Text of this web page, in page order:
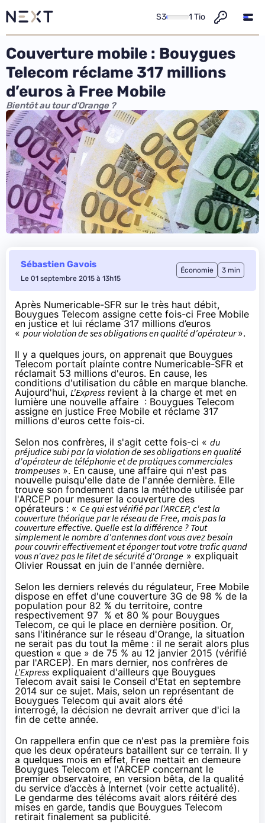
S3 1 Tio
Couverture mobile : Bouygues
Telecom réclame 317 millions
d’euros à Free Mobile
Bientôt au tour d'Orange ?
Sébastien Gavois
Le 01 septembre 2015 à 13h15
Économie 3 min
Après Numericable-SFR sur le très haut débit,
Bouygues Telecom assigne cette fois-ci Free Mobile
en justice et lui réclame 317 millions d’euros
« pour violation de ses obligations en qualité d’opérateur».
Il y a quelques jours, on apprenait que Bouygues
Telecom portait plainte contre Numericable-SFR et
réclamait 53 millions d'euros. En cause, les
conditions d'utilisation du câble en marque blanche.
Aujourd'hui, L'Express revient à la charge et met en
lumière une nouvelle affaire : Bouygues Telecom
assigne en justice Free Mobile et réclame 317
millions d'euros cette fois-ci.
Selon nos confrères, il s'agit cette fois-ci « du
préjudice subi par la violation de ses obligations en qualité
d'opérateur de téléphonie et de pratiques commerciales
trompeuses ». En cause, une affaire qui n'est pas
nouvelle puisqu'elle date de l'année dernière. Elle
trouve son fondement dans la méthode utilisée par
l'ARCEP pour mesurer la couverture des
opérateurs : « Ce qui est vérifié par l'ARCEP, c'est la
couverture théorique par le réseau de Free, mais pas la
couverture effective. Quelle est la différence ? Tout
simplement le nombre d'antennes dont vous avez besoin
pour couvrir effectivement et éponger tout votre trafic quand
vous n'avez pas le filet de sécurité d'Orange » expliquait
Olivier Roussat en juin de l'année dernière.
Selon les derniers relevés du régulateur, Free Mobile
dispose en effet d'une couverture 3G de 98 % de la
population pour 82 % du territoire, contre
respectivement 97 % et 80 % pour Bouygues
Telecom, ce qui le place en dernière position. Or,
sans l'itinérance sur le réseau d'Orange, la situation
ne serait pas du tout la même : il ne serait alors plus
question « que » de 75 % au 12 janvier 2015 (vérifié
par l'ARCEP). En mars dernier, nos confrères de
L'Express expliquaient d'ailleurs que Bouygues
Telecom avait saisi le Conseil d'État en septembre
2014 sur ce sujet. Mais, selon un représentant de
Bouygues Telecom qui avait alors été
interrogé, la décision ne devrait arriver que d'ici la
fin de cette année.
On rappellera enfin que ce n'est pas la première fois
que les deux opérateurs bataillent sur ce terrain. Il y
a quelques mois en effet, Free mettait en demeure
Bouygues Telecom et l'ARCEP concernant le
premier observatoire, en version bêta, de la qualité
du service d’accès à Internet (voir cette actualité).
Le gendarme des télécoms avait alors réitéré des
mises en garde, tandis que Bouygues Telecom
retirait finalement sa publicité.